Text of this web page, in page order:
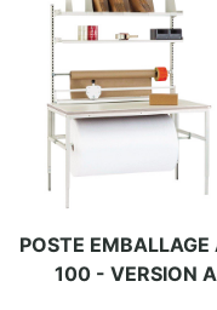
POSTE EMBALLAGE
100 - VERSION A